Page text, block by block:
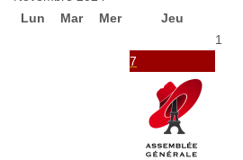
Lun
Mar Mer Jeu
1
7